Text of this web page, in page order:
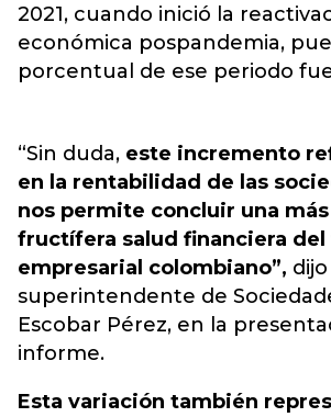
2021, cuando inició la
económica pospandemia,
porcentual de ese periodo
“Sin duda, este incremento
en la rentabilidad de las
nos permite concluir una
fructífera salud financiera
empresarial colombiano”, dijo
superintendente de
Escobar Pérez, en la
informe.
Esta variación también